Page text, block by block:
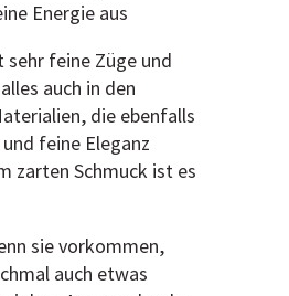
Energie aus
sehr feine Züge und
auch in den
die ebenfalls
feine Eleganz
zarten Schmuck ist es
sie vorkommen,
auch etwas